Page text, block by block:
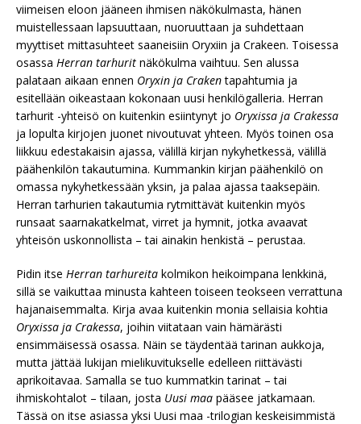
viimeisen eloon jääneen ihmisen näkökulmasta, hänen
muistellessaan lapsuuttaan, nuoruuttaan ja suhdettaan
myyttiset mittasuhteet saaneisiin Oryxiin ja Crakeen. Toisessa
osassa Herran tarhurit näkökulma vaihtuu. Sen alussa
palataan aikaan ennen Oryxin ja Crakentapahtumia ja
esitellään oikeastaan kokonaan uusi henkilögalleria. Herran
tarhurit -yhteisö on kuitenkin esiintynyt jo Oryxissa ja Crakessa
ja lopulta kirjojen juonet nivoutuvat yhteen. Myös toinen osa
liikkuu edestakaisin ajassa, välillä kirjan nykyhetkessä, välillä
päähenkilön takautumina. Kummankin kirjan päähenkilö on
omassa nykyhetkessään yksin, ja palaa ajassa taaksepäin.
Herran tarhurien takautumia rytmittävät kuitenkin myös
runsaat saarnakatkelmat, virret ja hymnit, jotka avaavat
yhteisön uskonnollista – tai ainakin henkistä – perustaa.
Pidin itse Herran tarhureita kolmikon heikoimpana lenkkinä,
sillä se vaikuttaa minusta kahteen toiseen teokseen verrattuna
hajanaisemmalta. Kirja avaa kuitenkin monia sellaisia kohtia
Oryxissa ja Crakessa, joihin viitataan vain hämärästi
ensimmäisessä osassa. Näin se täydentää tarinan aukkoja,
mutta jättää lukijan mielikuvitukselle edelleen riittävästi
aprikoitavaa. Samalla se tuo kummatkin tarinat – tai
ihmiskohtalot – tilaan, josta Uusi maa pääsee jatkamaan.
Tässä on itse asiassa yksi Uusi maa -trilogian keskeisimmistä